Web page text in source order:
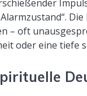
– oft
oder eine tiefe